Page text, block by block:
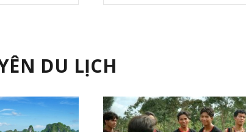
ngành du
cải thiện
nâng cao
Bài viết
vai trò của
sở dữ liệu ngành du lịch”.
DU LỊCH